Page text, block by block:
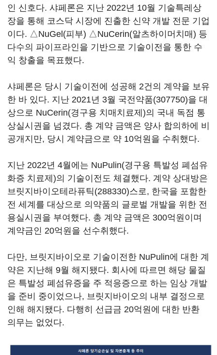
인 신호다. 샤페론은 지난 2022년 10월 기술특레상
장을 통해 코스닥 시장에 진출한 신약 개발 전문 기업
이다. △NuGel(피부) △NuCerin(알츠하이머치매) 등
다수의 파이프라인을 기반으로 기술이전을 통한 수
익 창출을 목표했다.
샤페론은 당시 기술이전에 성공해 2건의 계약을 보유
한 바 있다. 지난 2021년 3월 국전약품(307750)을 대
상으로 NuCerin(경구용 치매치료제)의 국내 독점 통
상실시권을 넘겼다. 총 계약 금액은 양사 합의하에 비
공개지만, 당시 계약금으로 약 10억원을 수취했다.
지난 2022년 4월에는 NuPulin(경구용 특발성 폐섬유
화증 치료제)의 기술이전도 체결했다. 계약 상대방은
브릿지바이오테라퓨틱(288330)스로, 한국을 포함한
전 세계를 대상으로 의약품의 글로벌 개발을 위한 전
용실시권을 부여했다. 총 계약 금액은 300억원이며
계약금인 20억원을 선수취했다.
다만, 브릿지바이오로 기술이전한 NuPulin에 대한 계
약은 지난해 9월 해지됐다. 회사에 따르면 해당 물질
은 특발성 폐섬유증을 주 적응증으로 하는 임상 개발
을 준비 중이었으나, 브릿지바이오의 내부 결정으로
인해 해지됐다. 다행히 선급금 20억원에 대한 반환
의무는 없었다.